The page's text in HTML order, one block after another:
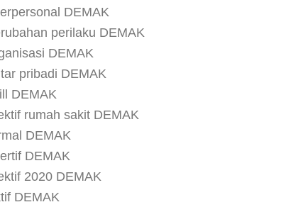
DEMAK
perilaku DEMAK
DEMAK
pribadi DEMAK
DEMAK
rumah sakit DEMAK
DEMAK
DEMAK
2020 DEMAK
DEMAK